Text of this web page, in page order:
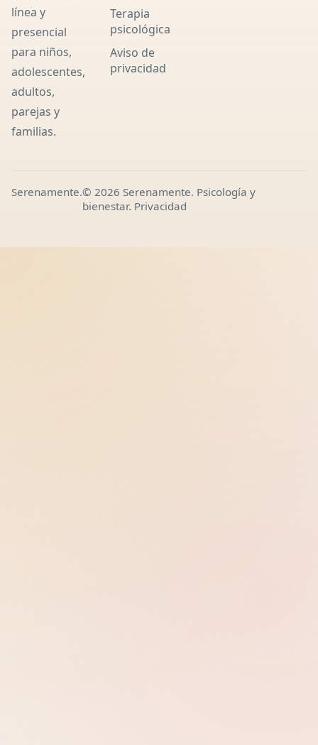
línea y
presencial
para niños,
adolescentes,
adultos,
parejas y
familias.
Terapia
psicológica
Aviso de
privacidad
Serenamente.© 2026 Serenamente. Psicología y
bienestar. Privacidad